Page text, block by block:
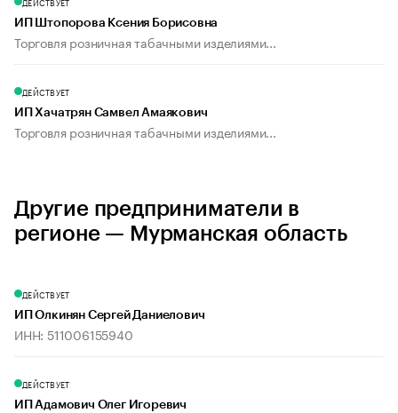
ИП Штопорова Ксения Борисовна
Торговля розничная табачными изделиями...
ДЕЙСТВУЕТ
ИП Хачатрян Самвел Амаякович
Торговля розничная табачными изделиями...
Другие предприниматели в
регионе — Мурманская область
ДЕЙСТВУЕТ
ИП Олкинян Сергей Даниелович
ИНН: 511006155940
ДЕЙСТВУЕТ
ИП Адамович Олег Игоревич